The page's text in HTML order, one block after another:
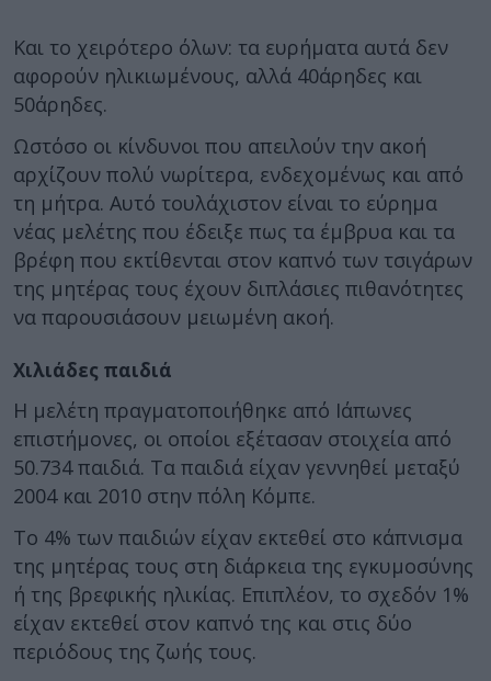
Και το χειρότερο όλων: τα ευρήματα αυτά δεν
αφορούν ηλικιωμένους, αλλά 40άρηδες και
50άρηδες.
Ωστόσο οι κίνδυνοι που απειλούν την ακοή
αρχίζουν πολύ νωρίτερα, ενδεχομένως και από
τη μήτρα. Αυτό τουλάχιστον είναι το εύρημα
νέας μελέτης που έδειξε πως τα έμβρυα και τα
βρέφη που εκτίθενται στον καπνό των τσιγάρων
της μητέρας τους έχουν διπλάσιες πιθανότητες
να παρουσιάσουν μειωμένη ακοή.
Χιλιάδες παιδιά
Η μελέτη πραγματοποιήθηκε από Ιάπωνες
επιστήμονες, οι οποίοι εξέτασαν στοιχεία από
50.734 παιδιά. Τα παιδιά είχαν γεννηθεί μεταξύ
2004 και 2010 στην πόλη Κόμπε.
Το 4% των παιδιών είχαν εκτεθεί στο κάπνισμα
της μητέρας τους στη διάρκεια της εγκυμοσύνης
ή της βρεφικής ηλικίας. Επιπλέον, το σχεδόν 1%
είχαν εκτεθεί στον καπνό της και στις δύο
περιόδους της ζωής τους.